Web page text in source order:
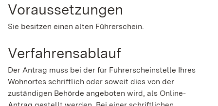
Voraussetzungen
Sie besitzen einen alten Führerschein.
Verfahrensablauf
Der Antrag muss bei der für Führerscheinstelle Ihres
Wohnortes schriftlich oder soweit dies von der
zuständigen Behörde angeboten wird, als Online-